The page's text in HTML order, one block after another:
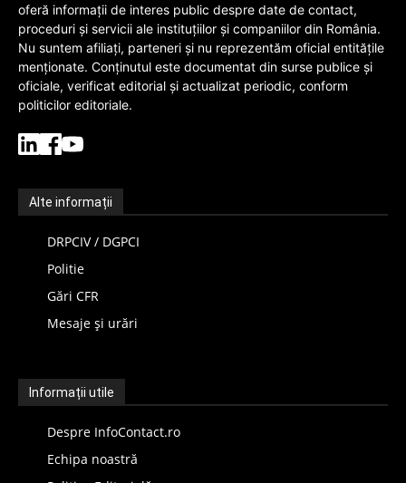
oferă informații de interes public despre date de contact,
proceduri și servicii ale instituțiilor și companiilor din România.
Nu suntem afiliați, parteneri și nu reprezentăm oficial entitățile
menționate. Conținutul este documentat din surse publice și
oficiale, verificat editorial și actualizat periodic, conform
politicilor editoriale.
Alte informații
DRPCIV / DGPCI
Politie
Gări CFR
Mesaje și urări
Informații utile
Despre InfoContact.ro
Echipa noastră